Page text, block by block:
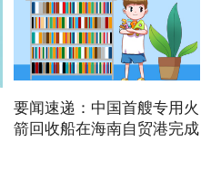
要闻速递：中国首艘专用火
箭回收船在海南自贸港完成